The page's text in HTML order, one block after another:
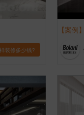
装修多少钱?
【案例